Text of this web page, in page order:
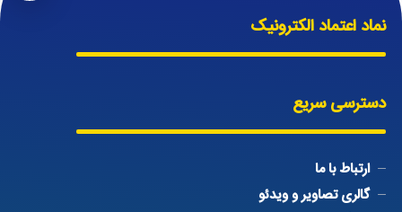
نماد اعتماد الکترونیک
دسترسی سریع
ارتباط با ما
گالری تصاویر و ویدئو